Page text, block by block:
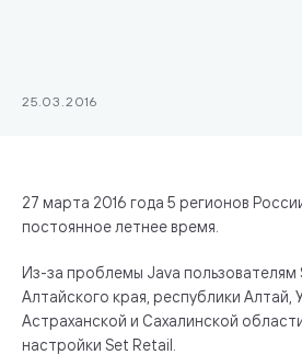
25.03.2016
27 марта 2016 года 5 регионов
постоянное летнее время.
Из-за проблемы Java пользователям
Алтайского края, республики Алтай,
Астраханской и Сахалинской
настройки Set Retail.